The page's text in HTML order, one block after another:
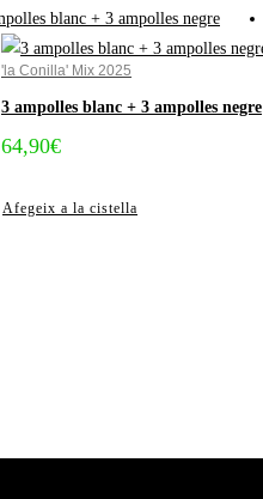
'la Conilla' Mix 2025
3 ampolles blanc + 3 ampolles negre
64,90€
Afegeix a la cistella